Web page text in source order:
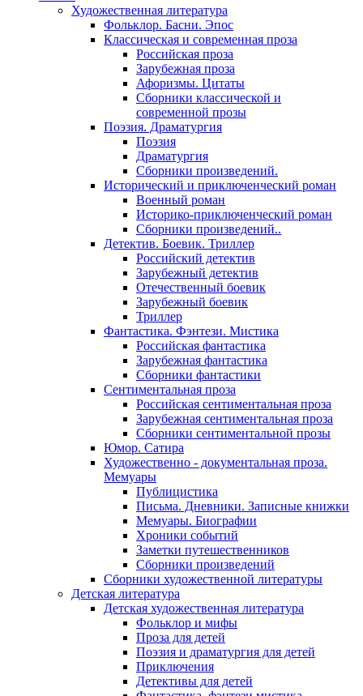
Художественная литература
Фольклор. Басни. Эпос
Классическая и современная проза
Российская проза
Зарубежная проза
Афоризмы. Цитаты
Сборники классической и
современной прозы
Поэзия. Драматургия
Поэзия
Драматургия
Сборники произведений.
Исторический и приключенческий роман
Военный роман
Историко-приключенческий роман
Сборники произведений..
Детектив. Боевик. Триллер
Российский детектив
Зарубежный детектив
Отечественный боевик
Зарубежный боевик
Триллер
Фантастика. Фэнтези. Мистика
Российская фантастика
Зарубежная фантастика
Сборники фантастики
Сентиментальная проза
Российская сентиментальная проза
Зарубежная сентиментальная проза
Сборники сентиментальной прозы
Юмор. Сатира
Художественно - документальная проза.
Мемуары
Публицистика
Письма. Дневники. Записные книжки
Мемуары. Биографии
Хроники событий
Заметки путешественников
Сборники произведений
Сборники художественной литературы
Детская литература
Детская художественная литература
Фольклор и мифы
Проза для детей
Поэзия и драматургия для детей
Приключения
Детективы для детей